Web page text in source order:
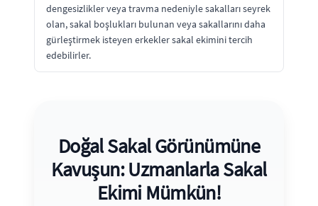
dengesizlikler veya travma nedeniyle sakalları seyrek
olan, sakal boşlukları bulunan veya sakallarını daha
gürleştirmek isteyen erkekler sakal ekimini tercih
edebilirler.
Doğal Sakal Görünümüne
Kavuşun: Uzmanlarla Sakal
Ekimi Mümkün!